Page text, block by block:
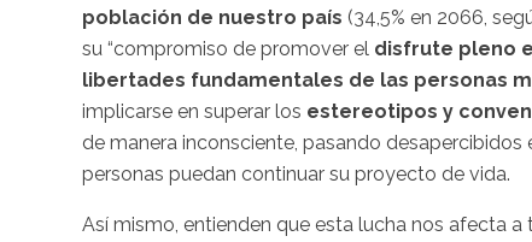
población de nuestro país (34,5% en 2066,
su “compromiso de promover el disfrute pleno
libertades fundamentales de las personas
implicarse en superar los estereotipos y
de manera inconsciente, pasando
personas puedan continuar su proyecto de vida.
Así mismo, entienden que esta lucha nos afecta a